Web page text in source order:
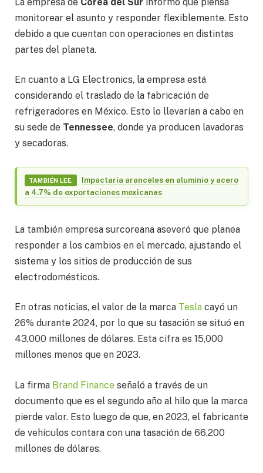
monitorear el asunto y responder flexiblemente. Esto
debido a que cuentan con operaciones en distintas
partes del planeta.
En cuanto a LG Electronics, la empresa está
considerando el traslado de la fabricación de
refrigeradores en México. Esto lo llevarían a cabo en
su sede de Tennessee, donde ya producen lavadoras
y secadoras.
TAMBIÉN LEE.
Impactaría aranceles en aluminio y acero
a 4.7% de exportaciones mexicanas
La también empresa surcoreana aseveró que planea
responder a los cambios en el mercado, ajustando el
sistema y los sitios de producción de sus
electrodomésticos.
En otras noticias, el valor de la marca Tesla cayó un
26% durante 2024, por lo que su tasación se situó en
43,000 millones de dólares. Esta cifra es 15,000
millones menos que en 2023.
La firma Brand Finance señaló a través de un
documento que es el segundo año al hilo que la marca
pierde valor. Esto luego de que, en 2023, el fabricante
de vehículos contara con una tasación de 66,200
millones de dólares.